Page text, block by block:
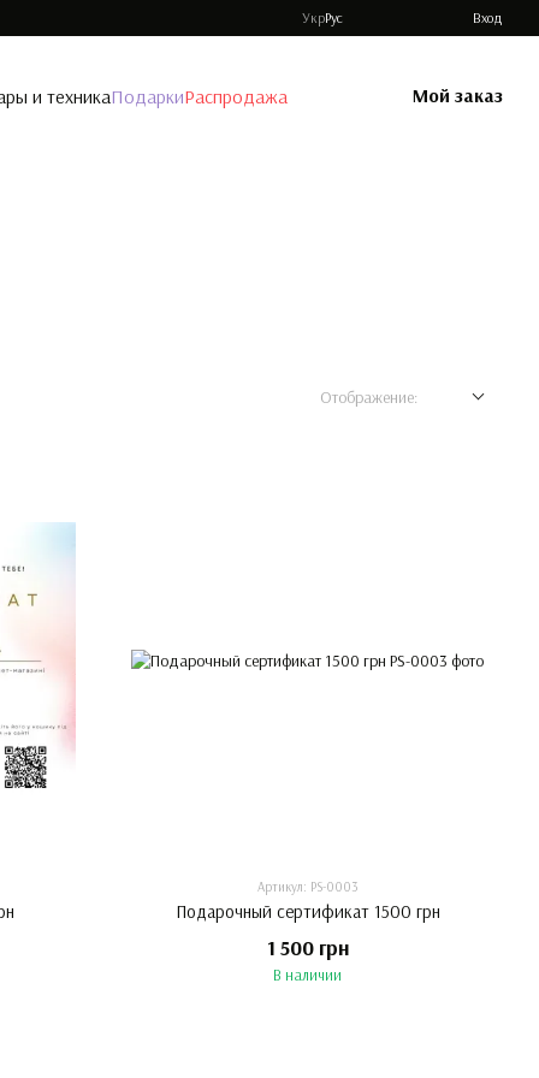
УкрРус Вход
и техникаПодаркиРаспродажа Мой заказ
Отображение:
Артикул: PS-0003
Подарочный сертификат 1500 грн
1 500 грн
В наличии